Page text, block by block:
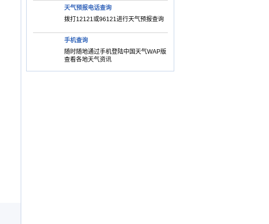
天气预报电话查询
拨打12121或96121进行天气预报查询
手机查询
随时随地通过手机登陆中国天气WAP版
查看各地天气资讯